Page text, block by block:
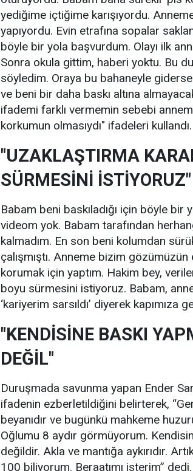
yediğime içtiğime karışıyordu.
yapıyordu. Evin etrafına sopalar
böyle bir yola başvurdum. Olayı ilk
Sonra okula gittim, haberi yoktu. Bu
söyledim. Oraya bu bahaneyle
ve beni bir daha baskı altına
ifademi farklı vermemin sebebi
korkumun olmasıydı" ifadeleri kullandı.
"UZAKLAŞTIRMA
SÜRMESİNİ İSTİYORUZ"
Babam beni baskıladığı için böyle
videom yok. Babam tarafından
kalmadım. En son beni kolumdan
çalışmıştı. Anneme bizim gözümüzün
korumak için yaptım. Hakim bey,
boyu sürmesini istiyoruz. Babam,
‘kariyerim sarsıldı’ diyerek kapımıza
"KENDİSİNE BASKI
DEĞİL"
Duruşmada savunma yapan Ender
ifadenin ezberletildiğini belirterek,
beyanıdır ve bugünkü mahkeme
Oğlumu 8 aydır görmüyorum.
değildir. Akla ve mantığa aykırıdır.
100 biliyorum. Beraatımı isterim”